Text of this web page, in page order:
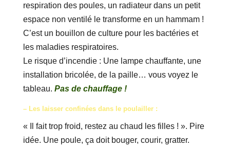
respiration des poules, un radiateur dans un petit
espace non ventilé le transforme en un hammam !
C’est un bouillon de culture pour les bactéries et
les maladies respiratoires.
Le risque d’incendie : Une lampe chauffante, une
installation bricolée, de la paille… vous voyez le
tableau. Pas de chauffage !
– Les laisser confinées dans le poulailler :
« Il fait trop froid, restez au chaud les filles ! ». Pire
idée. Une poule, ça doit bouger, courir, gratter.